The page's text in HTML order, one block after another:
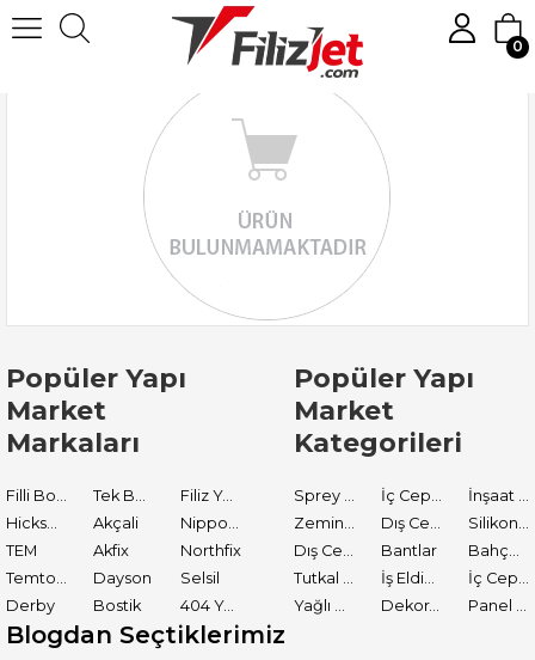
0
Popüler Yapı
Market
Markaları
Filli Boya Tek Boya
Filiz Yapı Market
Hickson Decor
Akçali
Nippon Paint
TEM
Akfix
Northfix
Temtools
Dayson
Selsil
Derby
Bostik 404 Yapıştırıcı
Popüler Yapı
Market
Kategorileri
Sprey Boyalar İç Cephe Astarları
İnşaat Tamir Malzemeleri
Zemin Boyası
Dış Cephe Boyaları
Silikon ve Mastikler
Dış Cephe Astarları
Bantlar
Bahçe El Aletleri
Tutkal ve Yapıştırıcılar
İş Eldiveni
İç Cephe Boyaları
Yağlı Boyalar
Dekoratif Boyalar Panel Kapı Boyası
Blogdan Seçtiklerimiz